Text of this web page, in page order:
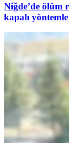
Niğde’de ölüm
kapalı